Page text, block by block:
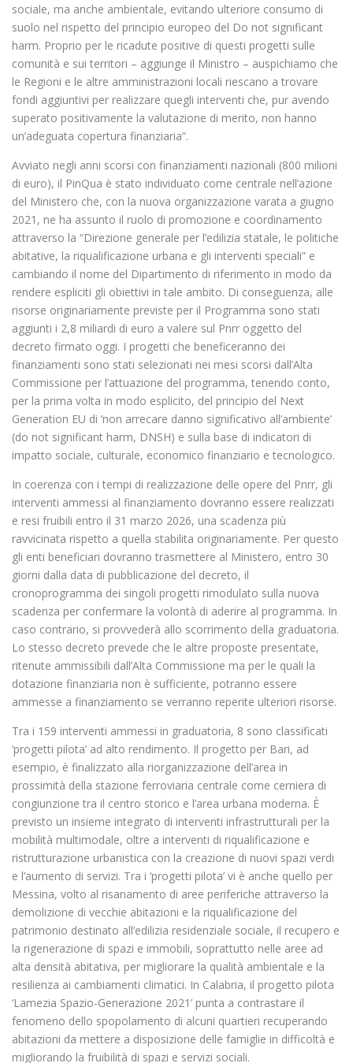
sociale, ma anche ambientale, evitando ulteriore consumo di
suolo nel rispetto del principio europeo del Do not significant
harm. Proprio per le ricadute positive di questi progetti sulle
comunità e sui territori – aggiunge il Ministro – auspichiamo che
le Regioni e le altre amministrazioni locali riescano a trovare
fondi aggiuntivi per realizzare quegli interventi che, pur avendo
superato positivamente la valutazione di merito, non hanno
un’adeguata copertura finanziaria”.
Avviato negli anni scorsi con finanziamenti nazionali (800 milioni
di euro), il PinQua è stato individuato come centrale nell’azione
del Ministero che, con la nuova organizzazione varata a giugno
2021, ne ha assunto il ruolo di promozione e coordinamento
attraverso la “Direzione generale per l’edilizia statale, le politiche
abitative, la riqualificazione urbana e gli interventi speciali” e
cambiando il nome del Dipartimento di riferimento in modo da
rendere espliciti gli obiettivi in tale ambito. Di conseguenza, alle
risorse originariamente previste per il Programma sono stati
aggiunti i 2,8 miliardi di euro a valere sul Pnrr oggetto del
decreto firmato oggi. I progetti che beneficeranno dei
finanziamenti sono stati selezionati nei mesi scorsi dall’Alta
Commissione per l’attuazione del programma, tenendo conto,
per la prima volta in modo esplicito, del principio del Next
Generation EU di ‘non arrecare danno significativo all’ambiente’
(do not significant harm, DNSH) e sulla base di indicatori di
impatto sociale, culturale, economico finanziario e tecnologico.
In coerenza con i tempi di realizzazione delle opere del Pnrr, gli
interventi ammessi al finanziamento dovranno essere realizzati
e resi fruibili entro il 31 marzo 2026, una scadenza più
ravvicinata rispetto a quella stabilita originariamente. Per questo
gli enti beneficiari dovranno trasmettere al Ministero, entro 30
giorni dalla data di pubblicazione del decreto, il
cronoprogramma dei singoli progetti rimodulato sulla nuova
scadenza per confermare la volontà di aderire al programma. In
caso contrario, si provvederà allo scorrimento della graduatoria.
Lo stesso decreto prevede che le altre proposte presentate,
ritenute ammissibili dall’Alta Commissione ma per le quali la
dotazione finanziaria non è sufficiente, potranno essere
ammesse a finanziamento se verranno reperite ulteriori risorse.
Tra i 159 interventi ammessi in graduatoria, 8 sono classificati
‘progetti pilota’ ad alto rendimento. Il progetto per Bari, ad
esempio, è finalizzato alla riorganizzazione dell’area in
prossimità della stazione ferroviaria centrale come cerniera di
congiunzione tra il centro storico e l’area urbana moderna. È
previsto un insieme integrato di interventi infrastrutturali per la
mobilità multimodale, oltre a interventi di riqualificazione e
ristrutturazione urbanistica con la creazione di nuovi spazi verdi
e l’aumento di servizi. Tra i ‘progetti pilota’ vi è anche quello per
Messina, volto al risanamento di aree periferiche attraverso la
demolizione di vecchie abitazioni e la riqualificazione del
patrimonio destinato all’edilizia residenziale sociale, il recupero e
la rigenerazione di spazi e immobili, soprattutto nelle aree ad
alta densità abitativa, per migliorare la qualità ambientale e la
resilienza ai cambiamenti climatici. In Calabria, il progetto pilota
‘Lamezia Spazio-Generazione 2021’ punta a contrastare il
fenomeno dello spopolamento di alcuni quartieri recuperando
abitazioni da mettere a disposizione delle famiglie in difficoltà e
migliorando la fruibilità di spazi e servizi sociali.